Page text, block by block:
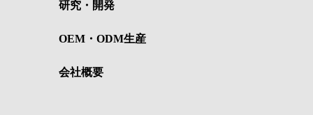
研究・開発
OEM・ODM生産
会社概要